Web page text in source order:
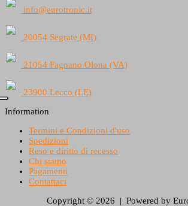
info@eurotronic.it
20054 Segrate (MI)
21054 Fagnano Olona (VA)
23900 Lecco (LE)
Information
Termini e Condizioni d'uso
Spedizioni
Reso e diritto di recesso
Chi siamo
Pagamenti
Contattaci
Copyright © 2026 | Powered by